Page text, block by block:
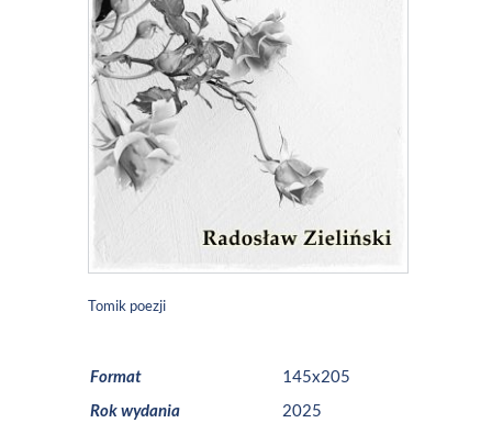
Tomik poezji
Format
145x205
Rok wydania
2025